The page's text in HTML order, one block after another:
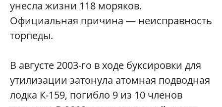
унесла жизни 118 моряков.
Официальная причина — неисправность
торпеды.
В августе 2003-го в ходе буксировки для
утилизации затонула атомная подводная
лодка К-159, погибло 9 из 10 членов